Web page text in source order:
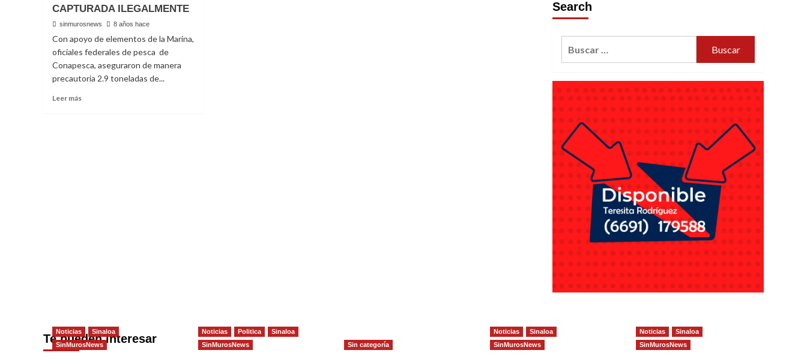
CAPTURADA ILEGALMENTE
sinmurosnews 8 años hace
Con apoyo de elementos de la Marina,
oficiales federales de pesca de
Conapesca, aseguraron de manera
precautoria 2.9 toneladas de...
Leer más
Search
Te pueden interesar
Noticias
Sinaloa
SinMurosNews
Noticias Politica
Sinaloa
SinMurosNews
Sin categoría
Noticias
Sinaloa
SinMurosNews
Noticias
Sinaloa
SinMurosNews